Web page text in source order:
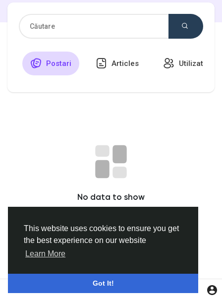
This website uses cookies to ensure you get
the best experience on our website
Learn More
Got It!
Discover Grupuri
Popular Posts
Postari Articles Utilizatori
No data to show